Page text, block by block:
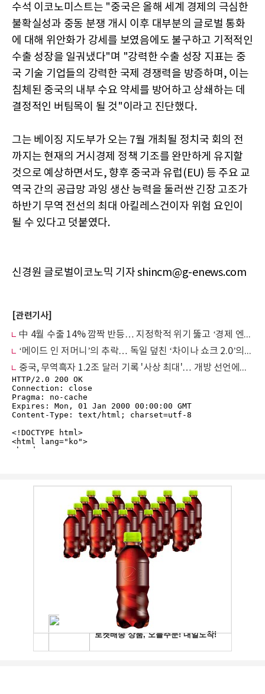
수석 이코노미스트는 "중국은 올해 세계 경제의 극심한
불확실성과 중동 분쟁 개시 이후 대부분의 글로벌 통화
에 대해 위안화가 강세를 보였음에도 불구하고 기적적인
수출 성장을 일궈냈다"며 "강력한 수출 성장 지표는 중
국 기술 기업들의 강력한 국제 경쟁력을 방증하며, 이는
침체된 중국의 내부 수요 약세를 방어하고 상쇄하는 데
결정적인 버팀목이 될 것"이라고 진단했다.
그는 베이징 지도부가 오는 7월 개최될 정치국 회의 전
까지는 현재의 거시경제 정책 기조를 완만하게 유지할
것으로 예상하면서도, 향후 중국과 유럽(EU) 등 주요 교
역국 간의 공급망 과잉 생산 능력을 둘러싼 긴장 고조가
하반기 무역 전선의 최대 아킬레스건이자 위험 요인이
될 수 있다고 덧붙였다.
신경원 글로벌이코노믹 기자 shincm@g-enews.com
[관련기사]
中 4월 수출 14% 깜짝 반등… 지정학적 위기 뚫고 ‘경제 엔진’ 가동
‘메이드 인 저머니’의 추락… 독일 덮친 ‘차이나 쇼크 2.0’의 경고
중국, 무역흑자 1.2조 달러 기록 '사상 최대'… 개방 선언에도 외자는 3년째 감소